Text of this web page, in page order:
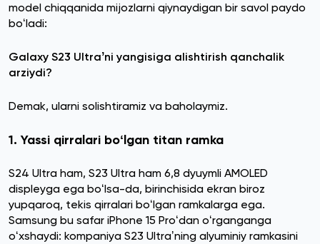
model chiqqanida mijozlarni qiynaydigan bir savol paydo
boʻladi:
Galaxy S23 Ultraʼni yangisiga alishtirish qanchalik
arziydi?
Demak, ularni solishtiramiz va baholaymiz.
1. Yassi qirralari boʻlgan titan ramka
S24 Ultra ham, S23 Ultra ham 6,8 dyuymli AMOLED
displeyga ega boʻlsa-da, birinchisida ekran biroz
yupqaroq, tekis qirralari boʻlgan ramkalarga ega.
Samsung bu safar iPhone 15 Proʻdan oʻrganganga
oʻxshaydi: kompaniya S23 Ultraʼning alyuminiy ramkasini